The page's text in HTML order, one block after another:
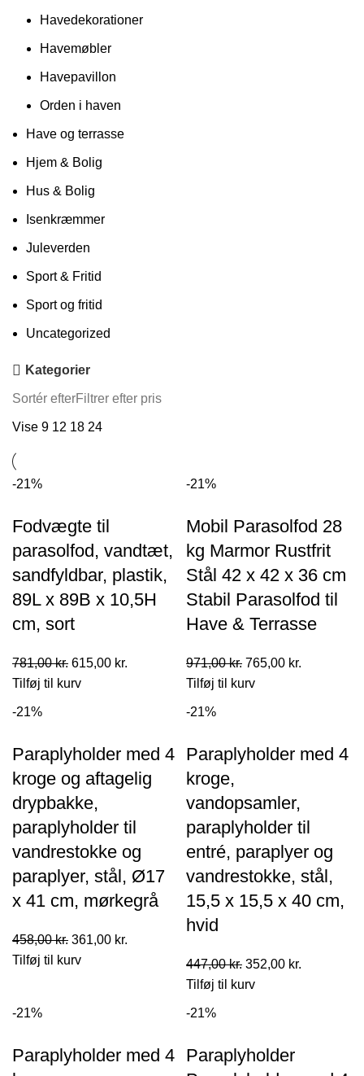
Havedekorationer
Havemøbler
Havepavillon
Orden i haven
Have og terrasse
Hjem & Bolig
Hus & Bolig
Isenkræmmer
Juleverden
Sport & Fritid
Sport og fritid
Uncategorized
Kategorier
Sortér efterFiltrer efter pris
Vise 9 12 18 24
-21%
Fodvægte til
parasolfod, vandtæt,
sandfyldbar, plastik,
89L x 89B x 10,5H
cm, sort
781,00kr. Den
oprindelige
615,00 kr.
Tilføj til kurv
-21%
Mobil Parasolfod 28
kg Marmor Rustfrit
Stål 42 x 42 x 36 cm
Stabil Parasolfod til
Have & Terrasse
971,00kr. Den
oprindelige
765,00 kr.
Tilføj til kurv
-21%
Paraplyholder med 4
kroge og aftagelig
drypbakke,
paraplyholder til
vandrestokke og
paraplyer, stål, Ø17
x 41 cm, mørkegrå
458,00kr. Den
oprindelige
361,00 kr.
Tilføj til kurv
-21%
Paraplyholder med 4
kroge,
vandopsamler,
paraplyholder til
entré, paraplyer og
vandrestokke, stål,
15,5 x 15,5 x 40 cm,
hvid
447,00kr. Den
oprindelige
352,00 kr.
Tilføj til kurv
-21%
Paraplyholder med 4
-21%
Paraplyholder